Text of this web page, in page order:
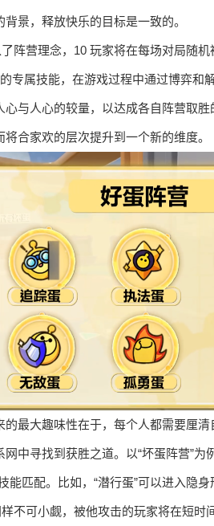
景，释放快乐的目标是一致的。
阵营理念，10 玩家将在每场对局随
专属技能，在游戏过程中通过博弈和
与人心的较量，以达成各自阵营取
合家欢的层次提升到一个新的维度。
最大趣味性在于，每个人都需要厘
中寻找到获胜之道。以“坏蛋阵营”为
能匹配。比如，“潜行蛋”可以进入隐
不可小觑，被他攻击的玩家将在短